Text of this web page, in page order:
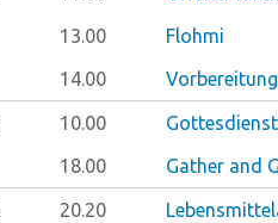
13.00
Flohmi
14.00
10.00
18.00
Gather and
20.20